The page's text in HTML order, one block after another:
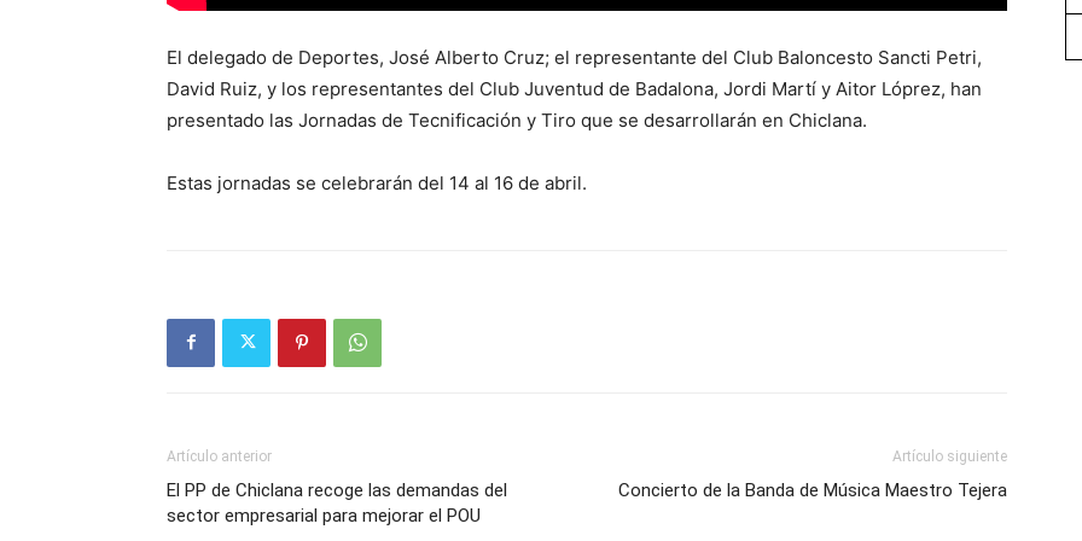
El delegado de Deportes, José Alberto Cruz; el representante del Club Baloncesto Sancti Petri,
David Ruiz, y los representantes del Club Juventud de Badalona, Jordi Martí y Aitor Lóprez, han
presentado las Jornadas de Tecnificación y Tiro que se desarrollarán en Chiclana.
Estas jornadas se celebrarán del 14 al 16 de abril.
Artículo anterior
El PP de Chiclana recoge las demandas del
sector empresarial para mejorar el POU
Artículo siguiente
Concierto de la Banda de Música Maestro Tejera